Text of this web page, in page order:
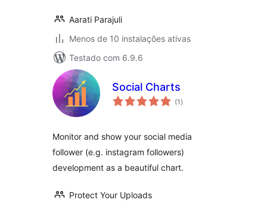
Aarati Parajuli
Menos de 10 instalações ativas
Testado com 6.9.6
Social Charts
(1 avaliações
totais
)
Monitor and show your social media
follower (e.g. instagram followers)
development as a beautiful chart.
Protect Your Uploads